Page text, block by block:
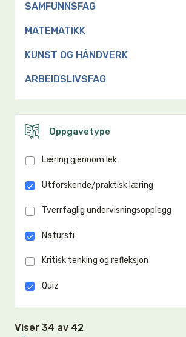
SAMFUNNSFAG
MATEMATIKK
KUNST OG HÅNDVERK
ARBEIDSLIVSFAG
Oppgavetype
Læring gjennom lek
Utforskende/praktisk læring
Tverrfaglig undervisningsopplegg
Natursti
Kritisk tenking og refleksjon
Quiz
Viser 34 av 42